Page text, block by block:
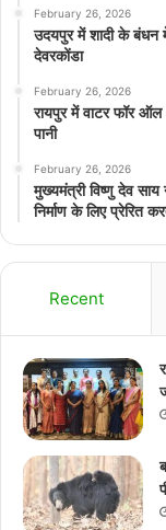
February 26, 2026
उदयपुर में शादी के बंधन
देवरकोंडा
February 26, 2026
रायपुर में वाटर फॉर
पानी
February 26, 2026
मुख्यमंत्री विष्णु देव
निर्माण के लिए प्रेरित
Recent